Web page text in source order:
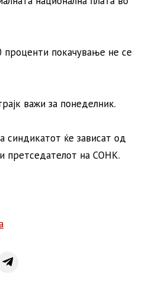
покачување не се
важи за понеделник.
синдикатот ќе зависат од
претседателот на СОНК.